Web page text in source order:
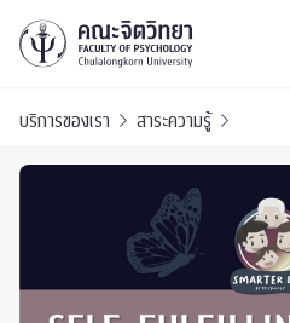
บริการของเรา สาระความรู้